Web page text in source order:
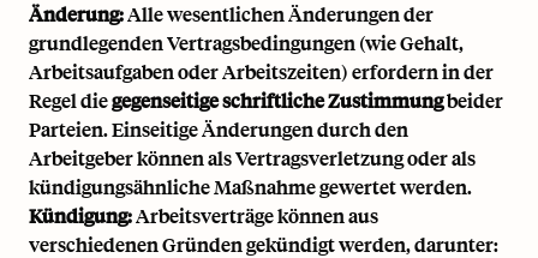
Änderung:Alle wesentlichen Änderungen der
grundlegenden Vertragsbedingungen (wie Gehalt,
Arbeitsaufgaben oder Arbeitszeiten) erfordern in der
Regel diegegenseitige schriftliche Zustimmungbeider
Parteien. Einseitige Änderungen durch den
Arbeitgeber können als Vertragsverletzung oder als
kündigungsähnliche Maßnahme gewertet werden.
Kündigung:Arbeitsverträge können aus
verschiedenen Gründen gekündigt werden, darunter: